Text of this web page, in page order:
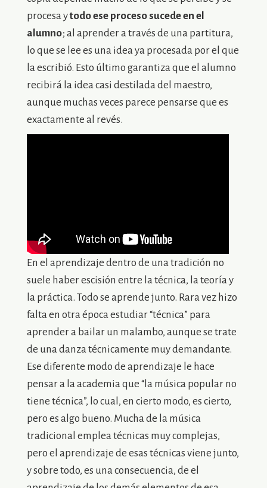
procesa ytodo ese proceso sucede en el
alumno; al aprender a través de una partitura,
lo que se lee es una idea ya procesada por el que
la escribió. Esto último garantiza que el alumno
recibirá la idea casi destilada del maestro,
aunque muchas veces parece pensarse que es
exactamente al revés.
En el aprendizaje dentro de una tradición no
suele haber escisión entre la técnica, la teoría y
la práctica. Todo se aprende junto. Rara vez hizo
falta en otra época estudiar “técnica” para
aprender a bailar un malambo, aunque se trate
de una danza técnicamente muy demandante.
Ese diferente modo de aprendizaje le hace
pensar a la academia que “la música popular no
tiene técnica”, lo cual, en cierto modo, es cierto,
pero es algo bueno. Mucha de la música
tradicional emplea técnicas muy complejas,
pero el aprendizaje de esas técnicas viene junto,
y sobre todo, es una consecuencia, de el